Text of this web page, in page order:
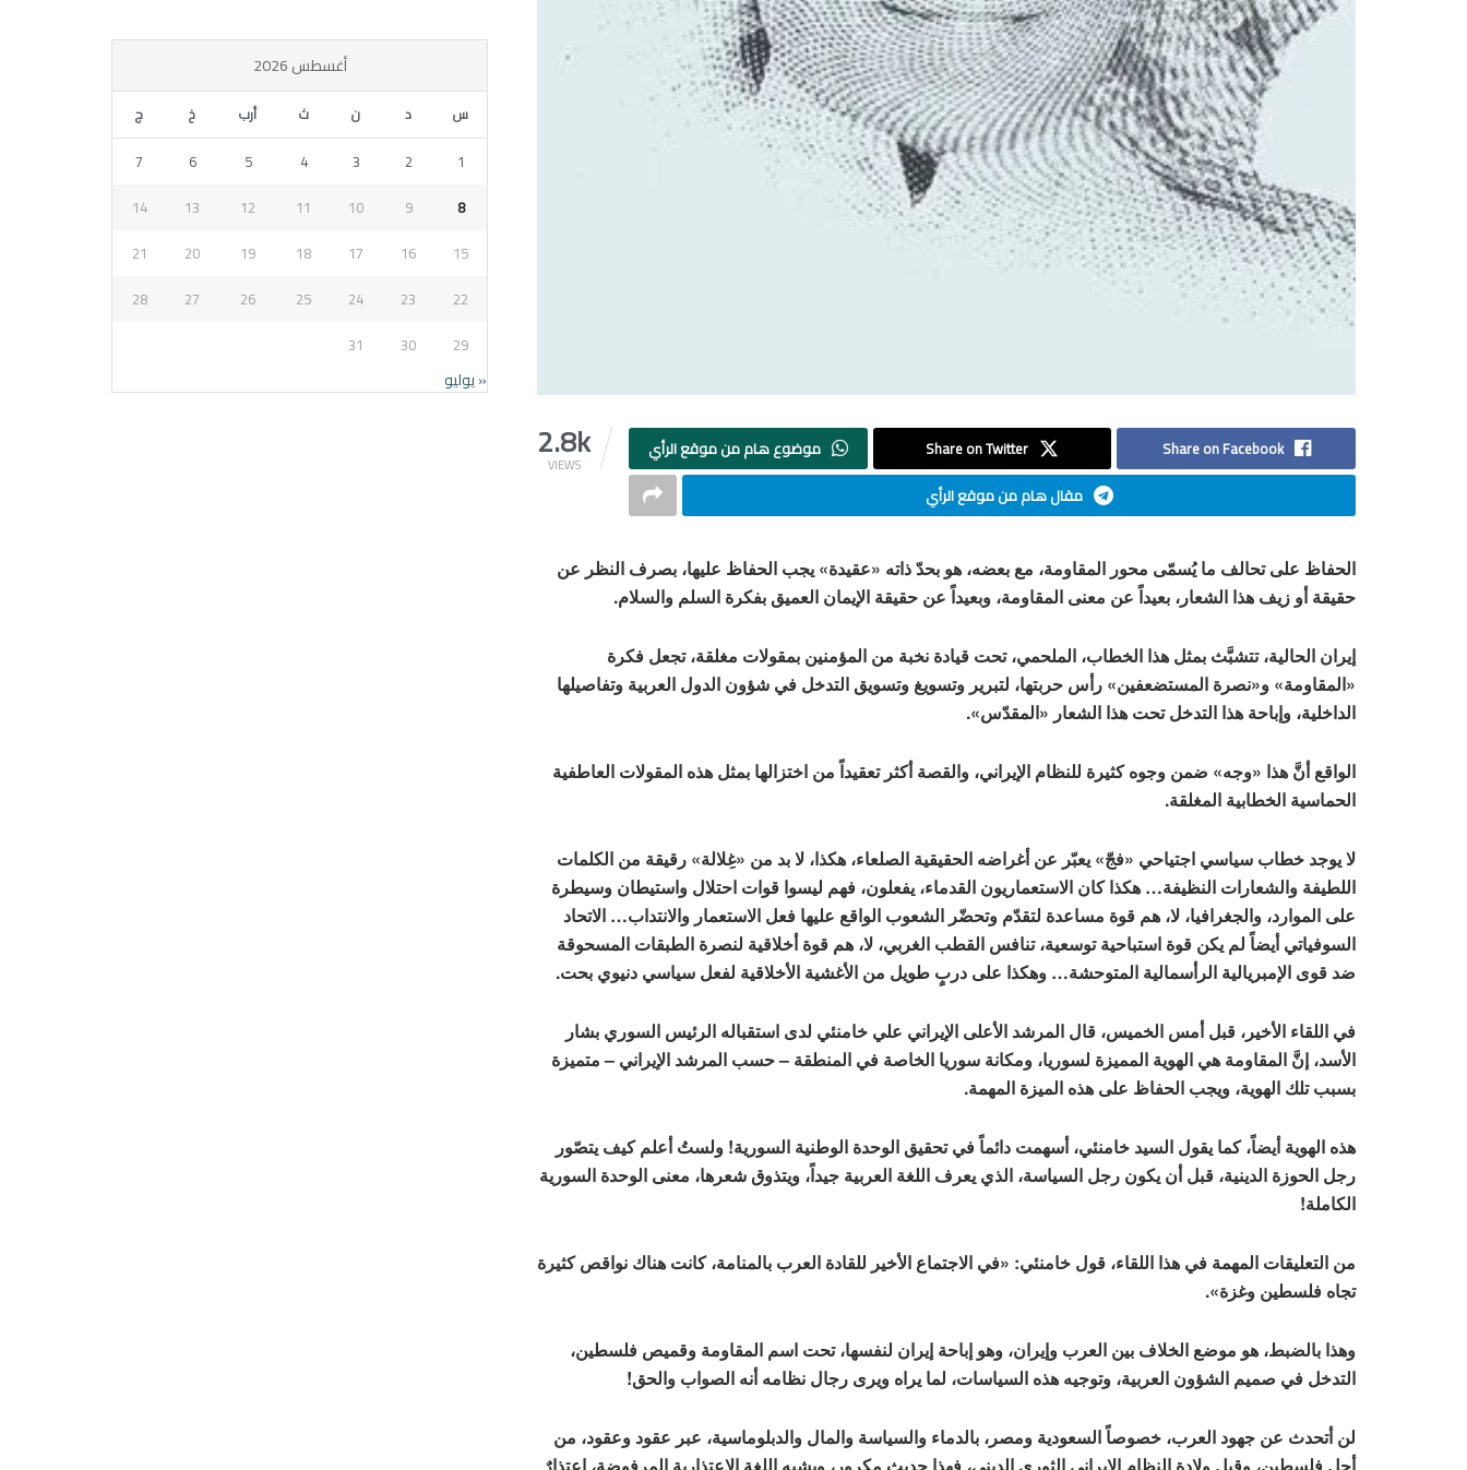
2.8k
VIEWS
Share on Facebook
Share on Twitter
موضوع هام من موقع الرأي
مقال هام من موقع الرأي
الحفاظ على تحالف ما يُسمّى محور المقاومة، مع بعضه، هو بحدّ ذاته «عقيدة» يجب الحفاظ عليها، بصرف النظر عن
حقيقة أو زيف هذا الشعار، بعيداً عن معنى المقاومة، وبعيداً عن حقيقة الإيمان العميق بفكرة السلم والسلام.
إيران الحالية، تتشبَّث بمثل هذا الخطاب، الملحمي، تحت قيادة نخبة من المؤمنين بمقولات مغلقة، تجعل فكرة
«المقاومة» و«نصرة المستضعفين» رأس حربتها، لتبرير وتسويغ وتسويق التدخل في شؤون الدول العربية وتفاصيلها
الداخلية، وإباحة هذا التدخل تحت هذا الشعار «المقدّس».
الواقع أنَّ هذا «وجه» ضمن وجوه كثيرة للنظام الإيراني، والقصة أكثر تعقيداً من اختزالها بمثل هذه المقولات العاطفية
الحماسية الخطابية المغلقة.
لا يوجد خطاب سياسي اجتياحي «فجّ» يعبّر عن أغراضه الحقيقية الصلعاء، هكذا، لا بد من «غِلالة» رقيقة من الكلمات
اللطيفة والشعارات النظيفة… هكذا كان الاستعماريون القدماء، يفعلون، فهم ليسوا قوات احتلال واستيطان وسيطرة
على الموارد، والجغرافيا، لا، هم قوة مساعدة لتقدّم وتحضّر الشعوب الواقع عليها فعل الاستعمار والانتداب… الاتحاد
السوفياتي أيضاً لم يكن قوة استباحية توسعية، تنافس القطب الغربي، لا، هم قوة أخلاقية لنصرة الطبقات المسحوقة
ضد قوى الإمبريالية الرأسمالية المتوحشة… وهكذا على دربٍ طويل من الأغشية الأخلاقية لفعل سياسي دنيوي بحت.
في اللقاء الأخير، قبل أمس الخميس، قال المرشد الأعلى الإيراني علي خامنئي لدى استقباله الرئيس السوري بشار
الأسد، إنَّ المقاومة هي الهوية المميزة لسوريا، ومكانة سوريا الخاصة في المنطقة – حسب المرشد الإيراني – متميزة
بسبب تلك الهوية، ويجب الحفاظ على هذه الميزة المهمة.
هذه الهوية أيضاً، كما يقول السيد خامنئي، أسهمت دائماً في تحقيق الوحدة الوطنية السورية! ولستُ أعلم كيف يتصّور
رجل الحوزة الدينية، قبل أن يكون رجل السياسة، الذي يعرف اللغة العربية جيداً، ويتذوق شعرها، معنى الوحدة السورية
الكاملة!
من التعليقات المهمة في هذا اللقاء، قول خامنئي: «في الاجتماع الأخير للقادة العرب بالمنامة، كانت هناك نواقص كثيرة
تجاه فلسطين وغزة».
وهذا بالضبط، هو موضع الخلاف بين العرب وإيران، وهو إباحة إيران لنفسها، تحت اسم المقاومة وقميص فلسطين،
التدخل في صميم الشؤون العربية، وتوجيه هذه السياسات، لما يراه ويرى رجال نظامه أنه الصواب والحق!
لن أتحدث عن جهود العرب، خصوصاً السعودية ومصر، بالدماء والسياسة والمال والدبلوماسية، عبر عقود وعقود، من
أغسطس 2026
س د ن ث أرب خ ج
1
2
3
4
5
6
7
8
9
10
11
12
13
14
15
16
17
18
19
20
21
22
23
24
25
26
27
28
29
30
31
« يوليو